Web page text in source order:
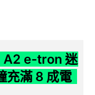
e-tron 迷
滿 8 成電